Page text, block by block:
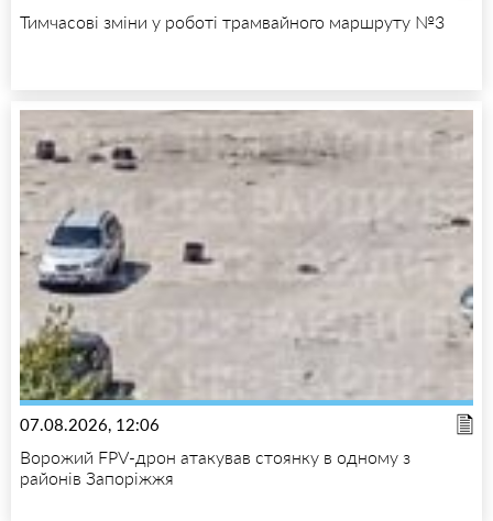
Тимчасові зміни у роботі трамвайного маршруту №3
07.08.2026, 12:06
Ворожий FPV-дрон атакував стоянку в одному з
районів Запоріжжя